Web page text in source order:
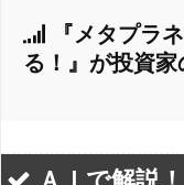
『メタプラ
る！』が投資